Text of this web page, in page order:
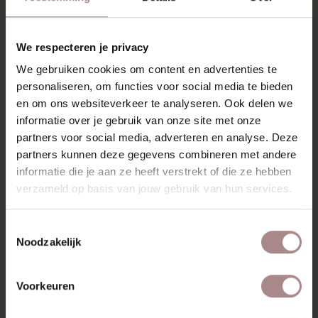
We respecteren je privacy
We gebruiken cookies om content en advertenties te
personaliseren, om functies voor social media te bieden
en om ons websiteverkeer te analyseren. Ook delen we
informatie over je gebruik van onze site met onze
partners voor social media, adverteren en analyse. Deze
partners kunnen deze gegevens combineren met andere
informatie die je aan ze heeft verstrekt of die ze hebben
verzameld op basis van jouw gebruik van hun services.
Noodzakelijk
Voorkeuren
de stoel. En zo creëer je met deze comfortabele
Met de zachte Gear stof, verkrijgbaar in vier stijlvolle
kleuren, past Walter perfect in elk interieur. Het ranke
eikenhouten frame en de subtiele details geven deze
fauteuil een tijdloze uitstraling. Fauteuil Walter is de
perfecte keuze voor wie houdt van comfort met een
verfijnde uitstraling.
KENMERKEN